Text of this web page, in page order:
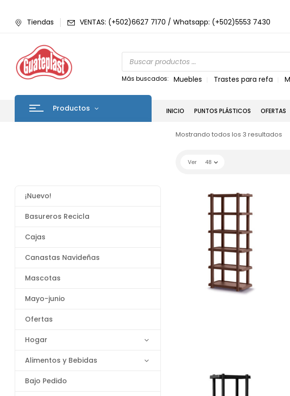
Tiendas VENTAS: (+502)6627 7170 / Whatsapp: (+502)5553 7430
Más buscados: Muebles Trastes para refa
Productos INICIO PUNTOS PLÁSTICOS OFERTAS
¡Nuevo!
Basureros Recicla
Cajas
Canastas Navideñas
Mascotas
Mayo-junio
Ofertas
Hogar
Alimentos y Bebidas
Bajo Pedido
Mostrando todos los 3 resultados
Ver 48